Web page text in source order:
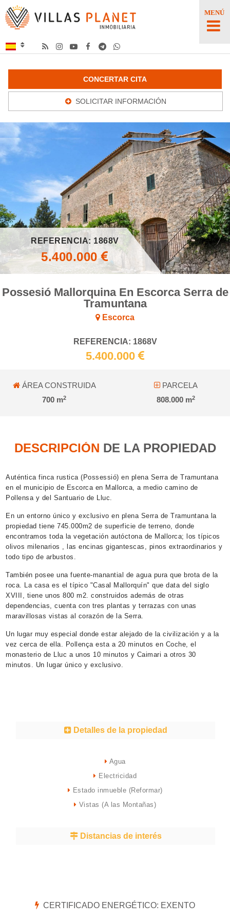
CONCERTAR CITA
SOLICITAR INFORMACIÓN
MENÚ
REFERENCIA: 1868V
5.400.000
Possesió Mallorquina En Escorca Serra de
Tramuntana
Escorca
REFERENCIA: 1868V
5.400.000
ÁREA CONSTRUIDA
700 m2
PARCELA
808.000 m2
DESCRIPCIÓN DE LA PROPIEDAD
Auténtica finca rustica (Possessió) en plena Serra de Tramuntana
en el municipio de Escorca en Mallorca, a medio camino de
Pollensa y del Santuario de Lluc.
En un entorno único y exclusivo en plena Serra de Tramuntana la
propiedad tiene 745.000m2 de superficie de terreno, donde
encontramos toda la vegetación autóctona de Mallorca; los típicos
olivos milenarios , las encinas gigantescas, pinos extraordinarios y
todo tipo de arbustos.
También posee una fuente-manantial de agua pura que brota de la
roca. La casa es el típico "Casal Mallorquín" que data del siglo
XVIII, tiene unos 800 m2. construidos además de otras
dependencias, cuenta con tres plantas y terrazas con unas
maravillosas vistas al corazón de la Serra.
Un lugar muy especial donde estar alejado de la civilización y a la
vez cerca de ella. Pollença esta a 20 minutos en Coche, el
monasterio de Lluc a unos 10 minutos y Caimari a otros 30
minutos. Un lugar único y exclusivo.
Detalles de la propiedad
Agua
Electricidad
Estado inmueble (Reformar)
Vistas (A las Montañas)
Distancias de interés
CERTIFICADO ENERGÉTICO: EXENTO